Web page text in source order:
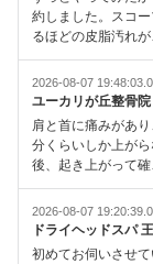
約しました。スコ
るほどの皮脂汚れ
2026-08-07 19:48:03.0
ユーカリが丘整骨院
肩と首に痛みがあ
分くらいしか上が
後、起き上がって
2026-08-07 19:20:39.0
ドライヘッドスパ
初めてお伺いさせ